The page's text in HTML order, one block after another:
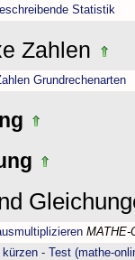
Statistik
Zahlen
Grundrechenarten
MATHE-
kürzen - Test (mathe-